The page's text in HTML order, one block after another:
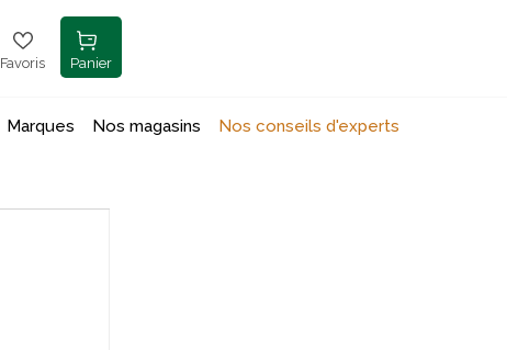
Favoris Panier
Marques Nos magasins Nos conseils d'experts